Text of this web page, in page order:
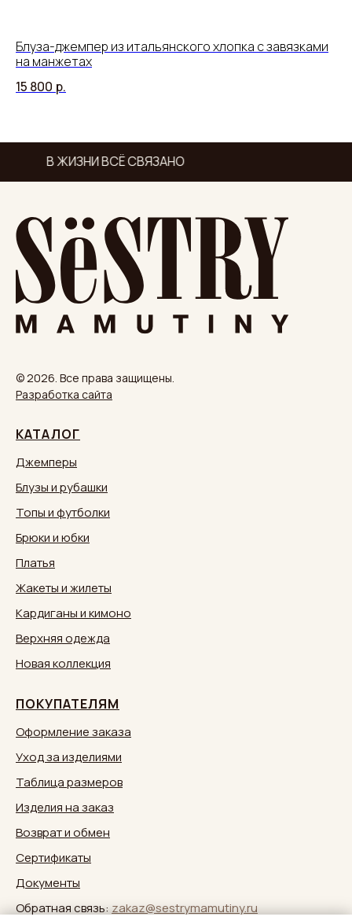
Блуза-джемпер из итальянского хлопка с завязками
на манжетах
15 800 р.
В ЖИЗНИ ВСЁ СВЯЗАНО
© 2026. Все права защищены.
Разработка сайта
КАТАЛОГ
Джемперы
Блузы и рубашки
Топы и футболки
Брюки и юбки
Платья
Жакеты и жилеты
Кардиганы и кимоно
Верхняя одежда
Новая коллекция
ПОКУПАТЕЛЯМ
Оформление заказа
Уход за изделиями
Таблица размеров
Изделия на заказ
Возврат и обмен
Сертификаты
Документы
Обратная связь: zakaz@sestrymamutiny.ru